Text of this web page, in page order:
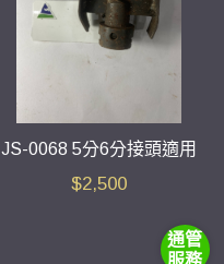
JS-0068 5分6分接頭適用
$2,500
通管
服務